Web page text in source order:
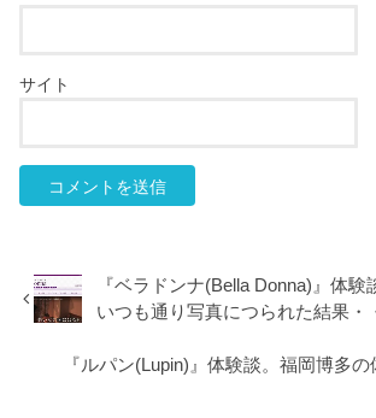
サイト
『ベラドンナ(Bella Donna)』体
いつも通り写真につられた結果・
『ルパン(Lupin)』体験談。福岡博多の